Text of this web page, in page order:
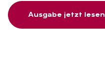
Ausgabe jetzt lesen